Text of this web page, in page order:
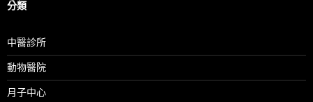
分類
中醫診所
動物醫院
月子中心